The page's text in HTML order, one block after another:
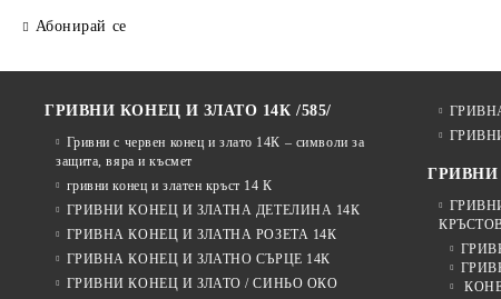
Абонирай се
ГРИВНИ КОНЕЦ И ЗЛАТО 14К /585/
Гривни с червен конец и злато 14К – символи за
защита, вяра и късмет
гривни конец и златен кръст 14 К
ГРИВНИ КОНЕЦ И ЗЛАТНА ДЕТЕЛИНА 14К
ГРИВНА КОНЕЦ И ЗЛАТНА РОЗЕТА 14К
ГРИВНА КОНЕЦ И ЗЛАТНО СЪРЦЕ 14К
ГРИВНИ КОНЕЦ И ЗЛАТО / СИНЬО ОКО
ГРИВНИ